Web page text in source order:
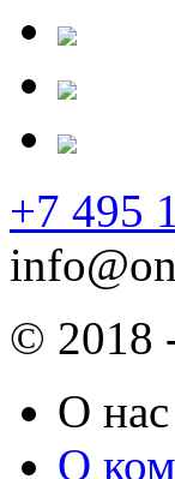
+7 495
© 2018
О нас
О